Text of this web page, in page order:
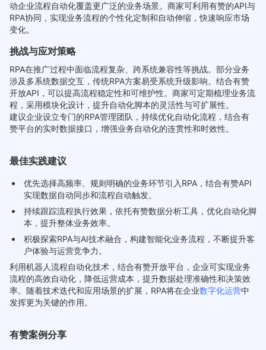
动企业流程自动化覆盖更广泛的业务场景。商家可利用有赞的API与
RPA协同，实现业务流程的个性化定制和自动伸缩，快速响应市场
变化。
挑战与应对策略
RPA在推广过程中面临流程复杂、跨系统兼容性等挑战。部分业务
涉及多系统数据交互，传统RPA方案易受系统升级影响。结合有赞
开放API，可以提高流程稳定性和可维护性。商家可定期梳理业务流
程，采用模块化设计，提升自动化脚本的灵活性与可扩展性。
建议企业设立专门的RPA管理团队，持续优化自动化流程，结合有
赞平台的实时数据接口，增强业务自动化的连贯性和时效性。
最佳实践建议
优先选择高频率、规则明确的业务环节引入RPA，结合有赞API
实现数据自动同步和流程自动触发。
持续跟踪流程执行效果，依托有赞数据分析工具，优化自动化脚
本，提升整体业务效率。
积极探索RPA与AI技术融合，构建智能化业务流程，不断提升客
户体验与运营竞争力。
利用机器人流程自动化技术，结合有赞开放平台，企业可实现业务
流程的高效自动化，降低运营成本，提升数据处理准确性和决策效
率。随着技术迭代和应用场景的扩展，RPA将在企业数字化运营中
发挥更为关键的作用。
有赞案例分享